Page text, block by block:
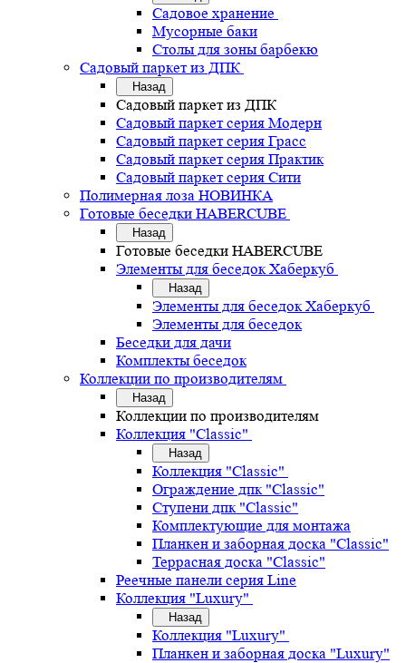
Садовое хранение
Мусорные баки
Столы для зоны барбекю
Садовый паркет из ДПК
Назад
Садовый паркет из ДПК
Садовый паркет серия Mодерн
Садовый паркет серия Грасс
Садовый паркет серия Практик
Садовый паркет серия Сити
Полимерная лоза НОВИНКА
Готовые беседки HABERCUBE
Назад
Готовые беседки HABERCUBE
Элементы для беседок Хаберкуб
Назад
Элементы для беседок Хаберкуб
Элементы для беседок
Беседки для дачи
Комплекты беседок
Коллекции по производителям
Назад
Коллекции по производителям
Коллекция "Classic"
Назад
Коллекция "Classic"
Ограждение дпк "Classic"
Ступени дпк "Classic"
Комплектующие для монтажа
Планкен и заборная доска "Classic"
Террасная доска "Classic"
Реечные панели серия Line
Коллекция "Luxury"
Назад
Коллекция "Luxury"
Планкен и заборная доска "Luxury"